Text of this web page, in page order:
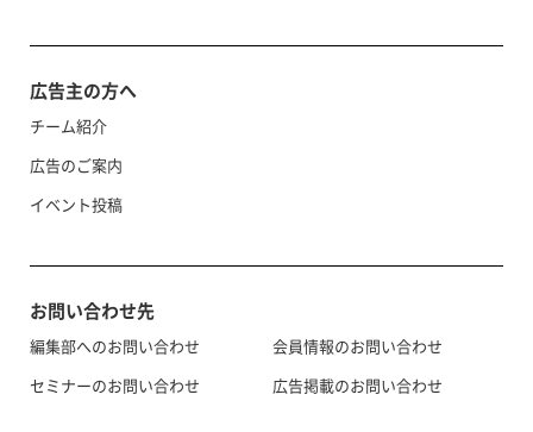
広告主の方へ
チーム紹介
広告のご案内
イベント投稿
お問い合わせ先
編集部へのお問い合わせ
セミナーのお問い合わせ
会員情報のお問い合わせ
広告掲載のお問い合わせ